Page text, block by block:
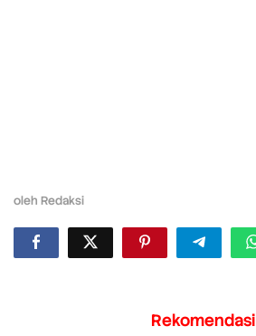
oleh Redaksi
Rekomendasi